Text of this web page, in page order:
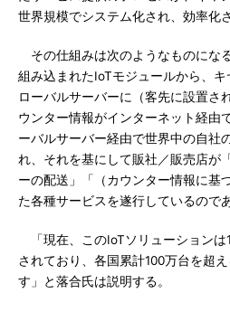
世界規模でシステム化され、効率化
その仕組みは次のようなものにな
組み込まれたIoTモジュールから、
ローバルサーバーに（客先に設置さ
ウンター情報がインターネット経由
ーバルサーバー経由で世界中の自社
れ、それを基にして販社／販売店が
ーの配送」「（カウンター情報に基
た各種サービスを遂行しているのであ
「現在、このIoTソリューションは
されており、各国累計100万台を超
す」と落合氏は説明する。